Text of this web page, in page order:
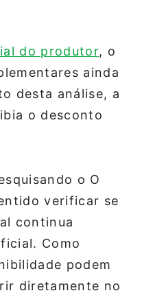
do produtor, o
ainda
desta análise, a
o desconto
o O
verificar se
continua
Como
podem
diretamente no